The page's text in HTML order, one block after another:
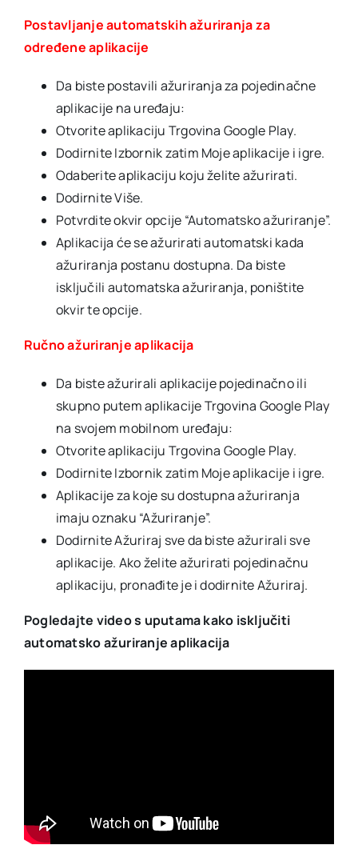
Postavljanje automatskih ažuriranja za
određene aplikacije
Da biste postavili ažuriranja za pojedinačne
aplikacije na uređaju:
Otvorite aplikaciju Trgovina Google Play.
Dodirnite Izbornik zatim Moje aplikacije i igre.
Odaberite aplikaciju koju želite ažurirati.
Dodirnite Više.
Potvrdite okvir opcije “Automatsko ažuriranje”.
Aplikacija će se ažurirati automatski kada
ažuriranja postanu dostupna. Da biste
isključili automatska ažuriranja, poništite
okvir te opcije.
Ručno ažuriranje aplikacija
Da biste ažurirali aplikacije pojedinačno ili
skupno putem aplikacije Trgovina Google Play
na svojem mobilnom uređaju:
Otvorite aplikaciju Trgovina Google Play.
Dodirnite Izbornik zatim Moje aplikacije i igre.
Aplikacije za koje su dostupna ažuriranja
imaju oznaku “Ažuriranje”.
Dodirnite Ažuriraj sve da biste ažurirali sve
aplikacije. Ako želite ažurirati pojedinačnu
aplikaciju, pronađite je i dodirnite Ažuriraj.
Pogledajte video s uputama kako isključiti
automatsko ažuriranje aplikacija